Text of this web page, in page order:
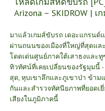
Arizona – SKIDROW |
มาแล้วเกมส์ขับรถ เดอะแกรน
ผ่านถนนของเมืองที่ใหญ่ที่สุดแล
โดดเด่นศูนย์ภาคใต้เสาธงและ
ทิวทัศน์ที่เคยเปลี่ยนของรัฐมุมนี้
สุด, หุบเขาลึกและภูเขาป่า ข้า
กันและสำรวจทัศนียภาพที่ยอด
เสียงในภูมิภาคนี้